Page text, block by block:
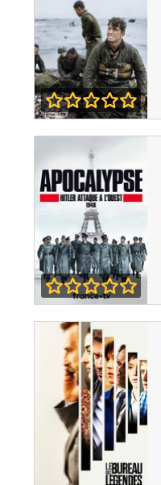
Apocalypse -
Les
Débarquements
Apocalypse -
Hitler attaque à
l'Ouest